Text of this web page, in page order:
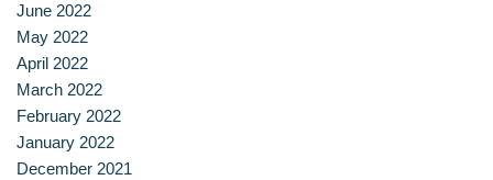
June 2022
May 2022
April 2022
March 2022
February 2022
January 2022
December 2021